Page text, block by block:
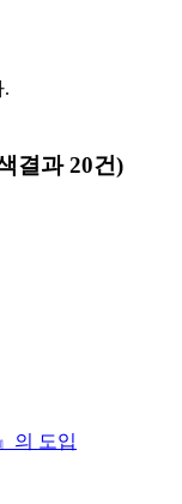
.
결과 20건)
의 도입